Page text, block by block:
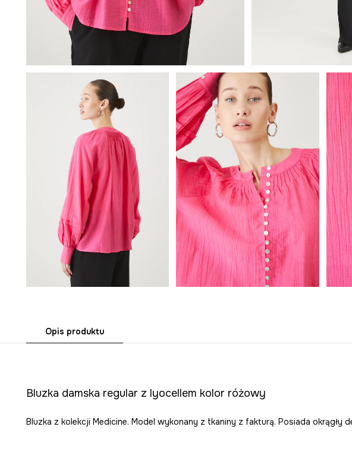
Opis produktu
Bluzka damska regular z lyocellem kolor różowy
Bluzka z kolekcji Medicine. Model wykonany z tkaniny z fakturą. Posiada okrągły